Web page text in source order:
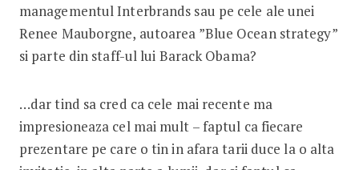
managementul Interbrands sau pe cele ale unei
Renee Mauborgne, autoarea ”Blue Ocean strategy”
si parte din staff-ul lui Barack Obama?
…dar tind sa cred ca cele mai recente ma
impresioneaza cel mai mult – faptul ca fiecare
prezentare pe care o tin in afara tarii duce la o alta